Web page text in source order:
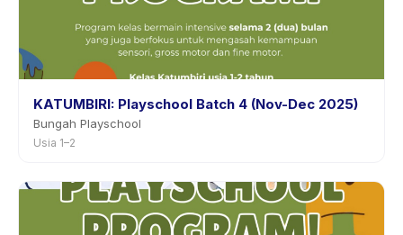
KATUMBIRI: Playschool Batch 4 (Nov-Dec 2025)
Bungah Playschool
Usia 1–2